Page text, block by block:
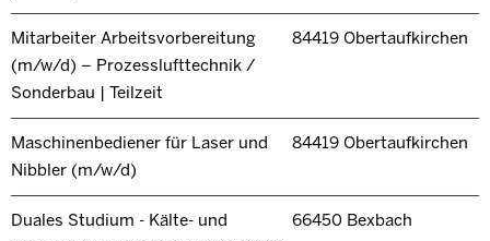
Mitarbeiter Arbeitsvorbereitung
(m/w/d) – Prozesslufttechnik /
Sonderbau | Teilzeit
84419 Obertaufkirchen
Maschinenbediener für Laser und
Nibbler (m/w/d)
84419 Obertaufkirchen
Duales Studium - Kälte- und
66450 Bexbach